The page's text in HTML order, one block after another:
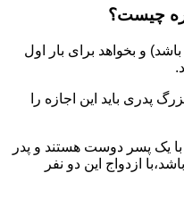
چیست؟
و بخواهد برای بار اول
پدری باید این اجازه را
یک پسر دوست هستند و پدر
ازدواج این دو نفر